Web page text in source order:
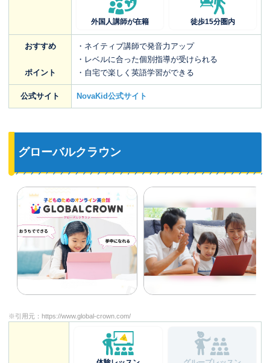
外国人講師が在籍 徒歩15分圏内
おすすめ
ポイント
・ネイティブ講師で発音力アップ
・レベルに合った個別指導が受けられる
・自宅で楽しく英語学習ができる
公式サイト NovaKid公式サイト
グローバルクラウン
※引用元： https://www.global-crown.com/